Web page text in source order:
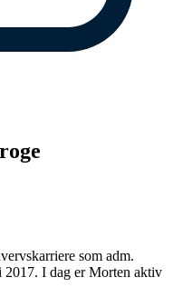
som adm.
I dag er Morten aktiv